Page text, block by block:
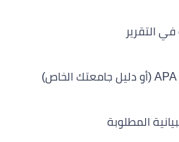
التقرير
المطلوبة